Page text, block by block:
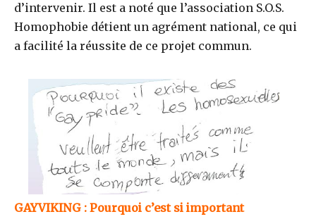
d’intervenir. Il est a noté que l’association S.O.S.
Homophobie détient un agrément national, ce qui
a facilité la réussite de ce projet commun.
GAYVIKING : Pourquoi c’est si important